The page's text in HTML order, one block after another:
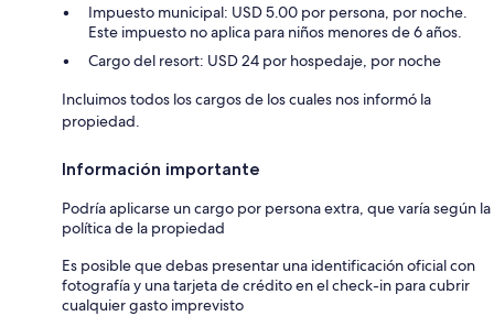
Impuesto municipal: USD 5.00 por persona, por noche.
Este impuesto no aplica para niños menores de 6 años.
Cargo del resort: USD 24 por hospedaje, por noche
Incluimos todos los cargos de los cuales nos informó la
propiedad.
Información importante
Podría aplicarse un cargo por persona extra, que varía según la
política de la propiedad
Es posible que debas presentar una identificación oficial con
fotografía y una tarjeta de crédito en el check-in para cubrir
cualquier gasto imprevisto